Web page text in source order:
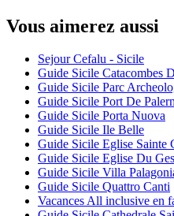
Vous aimerez aussi
Sejour Cefalu - Sicile
Guide Sicile Catacombes
Guide Sicile Parc
Guide Sicile Port De
Guide Sicile Porta Nuova
Guide Sicile Ile Belle
Guide Sicile Eglise Sainte
Guide Sicile Eglise Du
Guide Sicile Villa
Guide Sicile Quattro Canti
Vacances All inclusive en